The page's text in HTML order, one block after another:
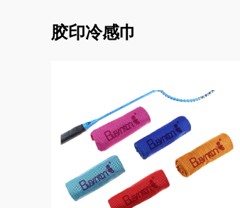
胶印冷感巾